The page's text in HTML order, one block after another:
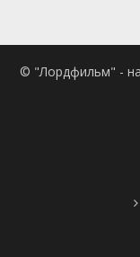
© "Лордфильм" -